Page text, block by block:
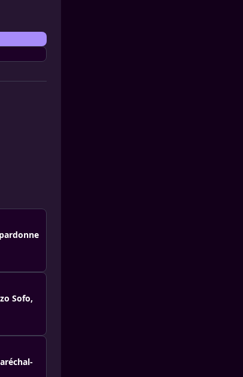
Sofo,